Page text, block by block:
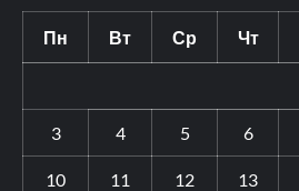
Пн Вт Ср Чт
3 4 5 6
10 11 12 13